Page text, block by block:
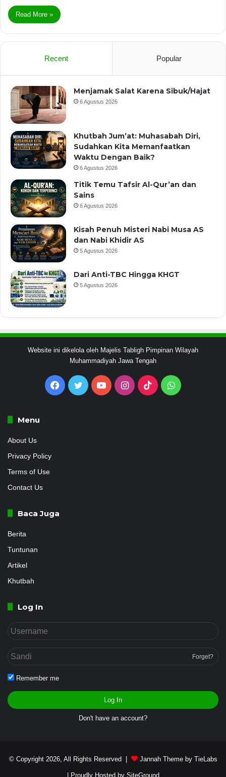
Read More »
Recent Popular
Menjamak Salat Karena Sibuk/Hajat
6 Agustus 2026
Khutbah Jum’at: Muhasabah Diri,
Sudahkan Kita Memanfaatkan
Waktu Dengan Baik?
6 Agustus 2026
Titik Temu Tafsir Al-Qur’an dan
Sains
6 Agustus 2026
Kisah Penuh Misteri Nabi Musa AS
dan Nabi Khidir AS
5 Agustus 2026
Dari Anti-TBC Hingga KHGT
5 Agustus 2026
Website ini dikelola oleh Majelis Tabligh Pimpinan Wilayah
Muhammadiyah Jawa Tengah
Facebook
Twitter YouTubeInstagram
TikTokWhatsApp
Menu
About Us
Privacy Policy
Terms of Use
Contact Us
Baca Juga
Berita
Tuntunan
Artikel
Khutbah
Log In
Forget?
Remember me
Log In
Don't have an account?
© Copyright 2026, All Rights Reserved | Jannah Theme by TieLabs
| Proudly Hosted by SiteGround